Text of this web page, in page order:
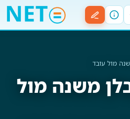
מול עובד
משנה מול